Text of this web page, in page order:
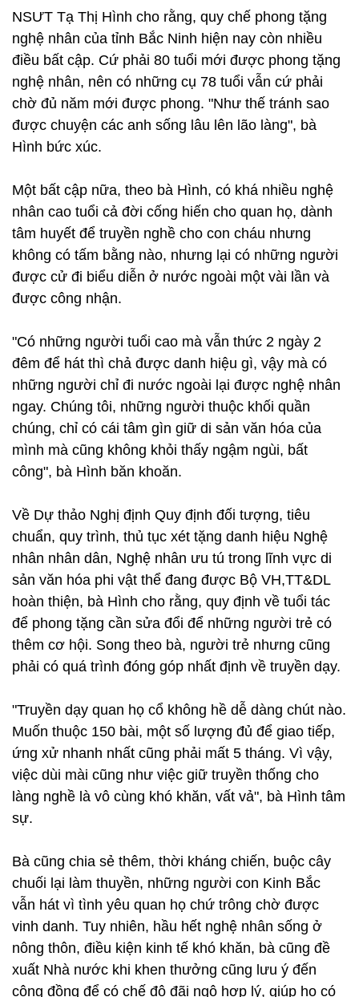
NSƯT Tạ Thị Hình cho rằng, quy chế phong tặng
nghệ nhân của tỉnh Bắc Ninh hiện nay còn nhiều
điều bất cập. Cứ phải 80 tuổi mới được phong tặng
nghệ nhân, nên có những cụ 78 tuổi vẫn cứ phải
chờ đủ năm mới được phong. "Như thế tránh sao
được chuyện các anh sống lâu lên lão làng", bà
Hình bức xúc.
Một bất cập nữa, theo bà Hình, có khá nhiều nghệ
nhân cao tuổi cả đời cống hiến cho quan họ, dành
tâm huyết để truyền nghề cho con cháu nhưng
không có tấm bằng nào, nhưng lại có những người
được cử đi biểu diễn ở nước ngoài một vài lần và
được công nhận.
"Có những người tuổi cao mà vẫn thức 2 ngày 2
đêm để hát thì chả được danh hiệu gì, vậy mà có
những người chỉ đi nước ngoài lại được nghệ nhân
ngay. Chúng tôi, những người thuộc khối quần
chúng, chỉ có cái tâm gìn giữ di sản văn hóa của
mình mà cũng không khỏi thấy ngậm ngùi, bất
công", bà Hình băn khoăn.
Về Dự thảo Nghị định Quy định đối tượng, tiêu
chuẩn, quy trình, thủ tục xét tặng danh hiệu Nghệ
nhân nhân dân, Nghệ nhân ưu tú trong lĩnh vực di
sản văn hóa phi vật thể đang được Bộ VH,TT&DL
hoàn thiện, bà Hình cho rằng, quy định về tuổi tác
để phong tặng cần sửa đổi để những người trẻ có
thêm cơ hội. Song theo bà, người trẻ nhưng cũng
phải có quá trình đóng góp nhất định về truyền dạy.
"Truyền dạy quan họ cổ không hề dễ dàng chút nào.
Muốn thuộc 150 bài, một số lượng đủ để giao tiếp,
ứng xử nhanh nhất cũng phải mất 5 tháng. Vì vậy,
việc dùi mài cũng như việc giữ truyền thống cho
làng nghề là vô cùng khó khăn, vất vả", bà Hình tâm
sự.
Bà cũng chia sẻ thêm, thời kháng chiến, buộc cây
chuối lại làm thuyền, những người con Kinh Bắc
vẫn hát vì tình yêu quan họ chứ trông chờ được
vinh danh. Tuy nhiên, hầu hết nghệ nhân sống ở
nông thôn, điều kiện kinh tế khó khăn, bà cũng đề
xuất Nhà nước khi khen thưởng cũng lưu ý đến
cộng đồng để có chế độ đãi ngộ hợp lý, giúp họ có